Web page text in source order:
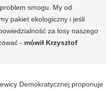
smogu. My od
pakiet ekologiczny i jeśli
za losy naszego
- mówił Krzysztof
Demokratycznej proponuje